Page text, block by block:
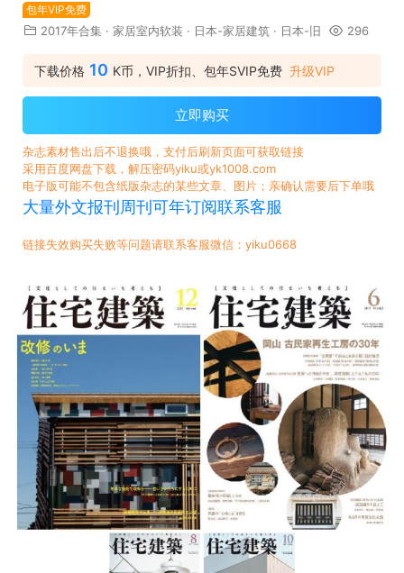
包年VIP免费
2017年合集 · 家居室内软装 · 日本-家居建筑 · 日本-旧 296
下载价格 10 K币，VIP折扣、包年SVIP免费 升级VIP
立即购买
杂志素材售出后不退换哦，支付后刷新页面可获取链接
采用百度网盘下载，解压密码yiku或yk1008.com
电子版可能不包含纸版杂志的某些文章、图片；亲确认需要后下单哦
大量外文报刊周刊可年订阅联系客服
链接失效购买失败等问题请联系客服微信：yiku0668